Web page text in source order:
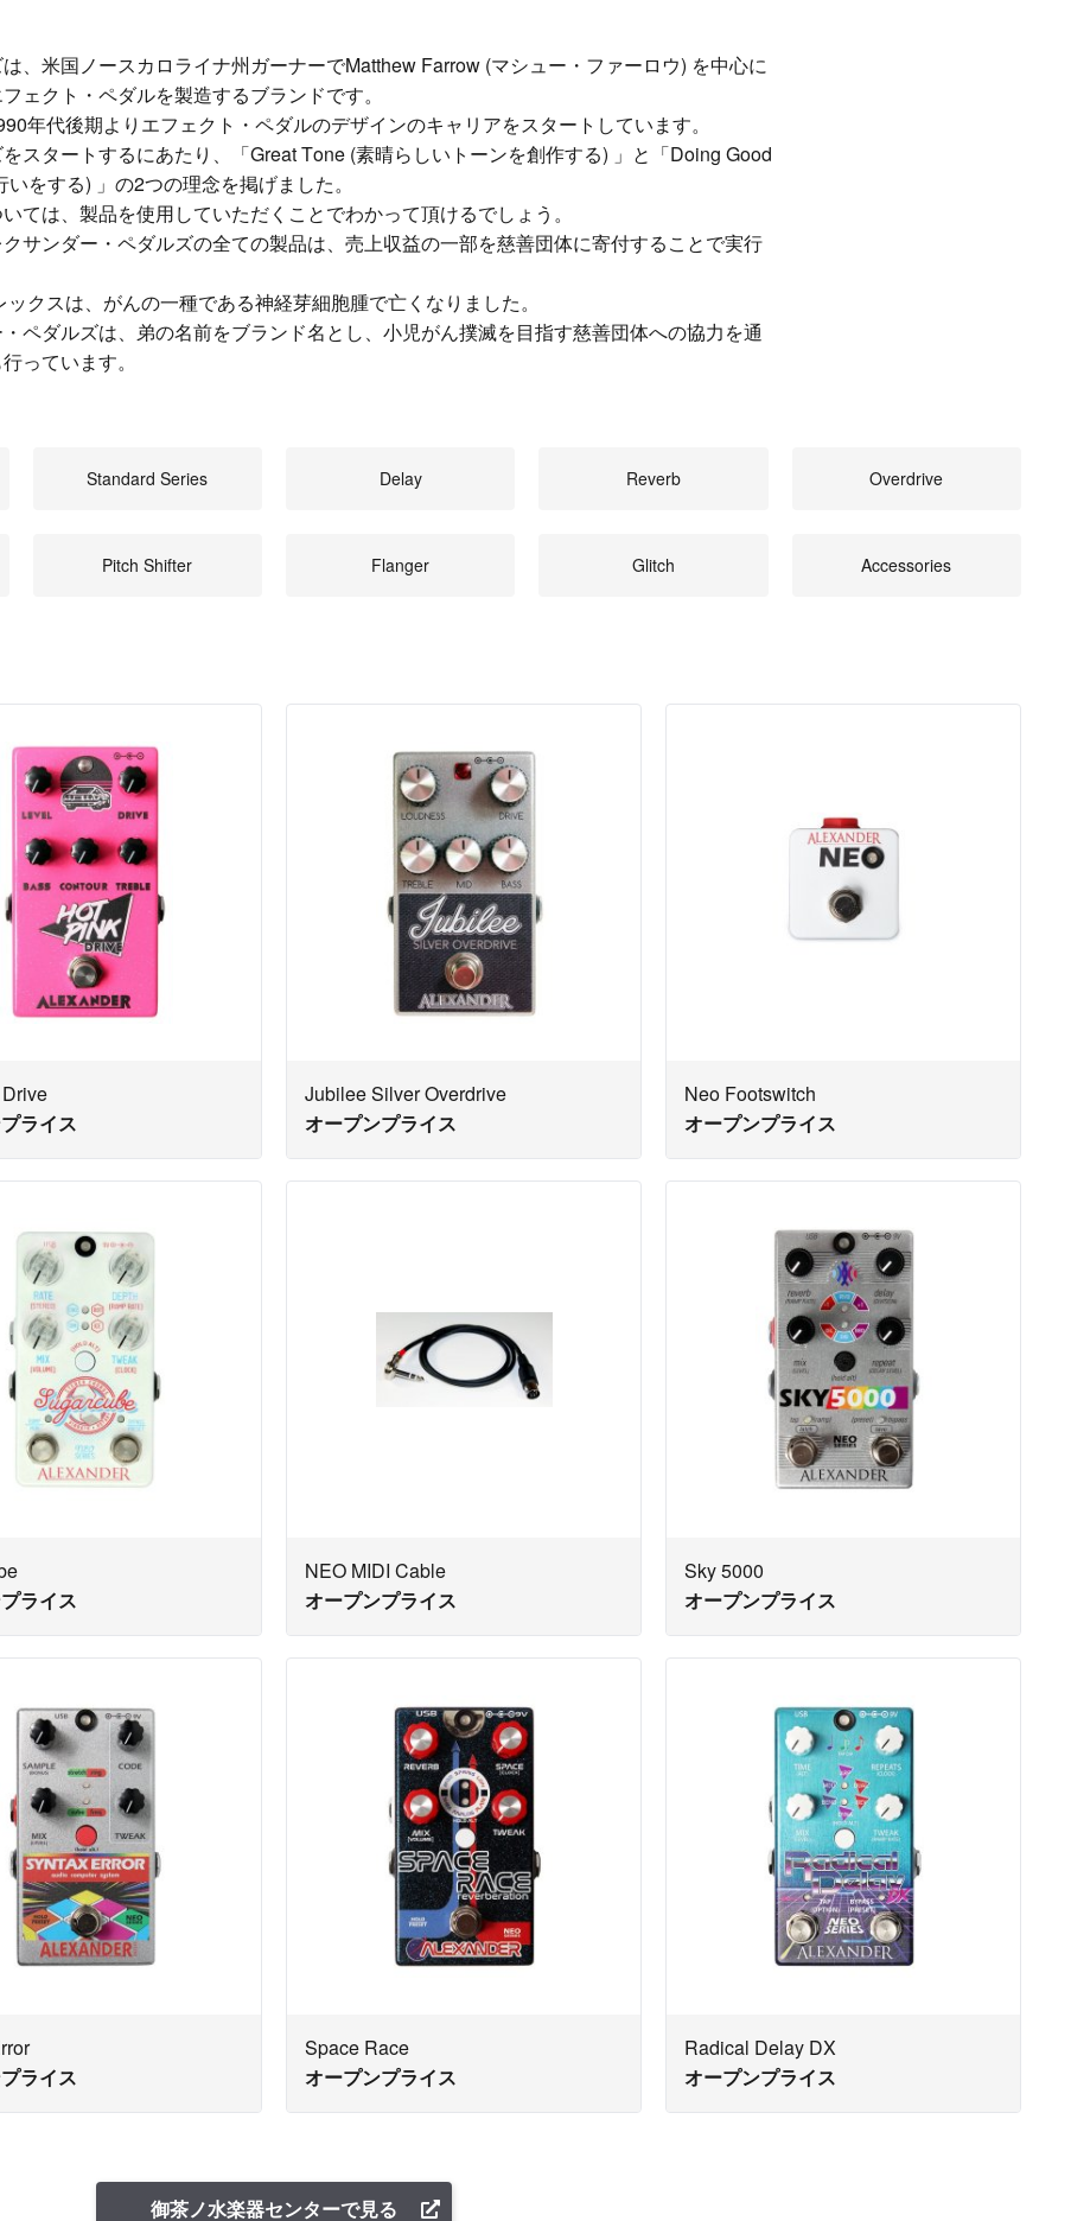
、米国ノースカロライナ州ガーナーでMatthew Farrow (マシュー・ファーロウ) を中心に
ェクト・ペダルを製造するブランドです。
年代後期よりエフェクト・ペダルのデザインのキャリアをスタートしています。
スタートするにあたり、「Great Tone (素晴らしいトーンを創作する) 」と「Doing Good
をする) 」の2つの理念を掲げました。
ては、製品を使用していただくことでわかって頂けるでしょう。
クサンダー・ペダルズの全ての製品は、売上収益の一部を慈善団体に寄付することで実行
クスは、がんの一種である神経芽細胞腫で亡くなりました。
ペダルズは、弟の名前をブランド名とし、小児がん撲滅を目指す慈善団体への協力を通
っています。
Standard Series Delay Reverb Overdrive
Pitch Shifter Flanger Glitch Accessories
ライス
Jubilee Silver Overdrive
オープンプライス
Neo Footswitch
オープンプライス
ライス
NEO MIDI Cable
オープンプライス
Sky 5000
オープンプライス
ライス
Space Race
オープンプライス
Radical Delay DX
オープンプライス
御茶ノ水楽器センターで見る